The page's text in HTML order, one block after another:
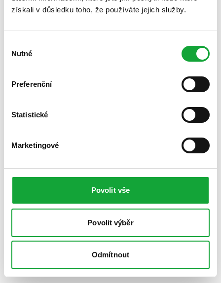
získali v důsledku toho, že používáte jejich služby.
souhlasu
Nutné
Preferenční
Statistické
Marketingové
Povolit vše
Povolit výběr
Odmítnout